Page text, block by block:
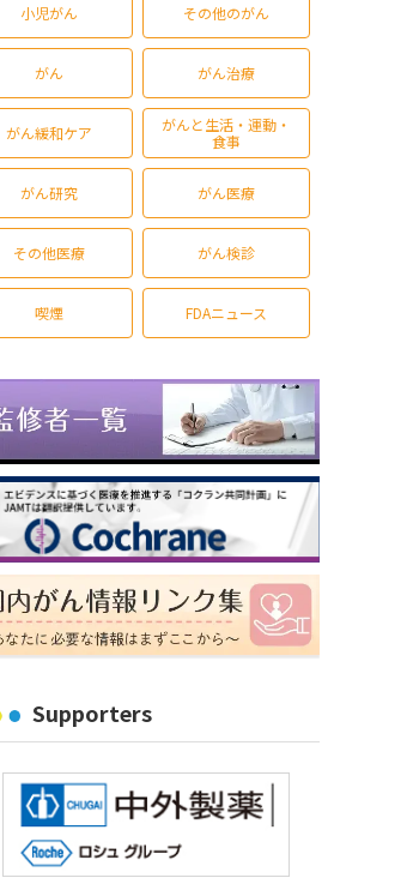
小児がん その他のがん
がん がん治療
がん緩和ケア
がんと生活・運動・
食事
がん研究 がん医療
その他医療 がん検診
喫煙 FDAニュース
Supporters